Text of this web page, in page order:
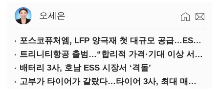
오세은
포스코퓨처엠, LFP 양극재 첫 대규모 공급…ESS 시장 공략
트리니티항공 출범…“합리적 가격·기대 이상 서비스로 승부”
배터리 3사, 호남 ESS 시장서 ‘격돌’
고부가 타이어가 갈랐다…타이어 3사, 최대 매출에도 영업익 희비